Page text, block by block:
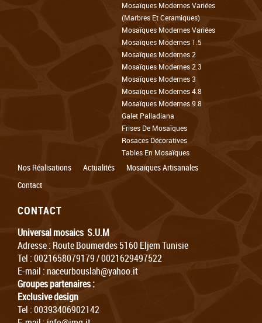
Mosaïques Modernes Variées
(marbres Et Ceramiques)
Mosaïques Modernes Variées
Mosaïques Modernes 1.5
Mosaïques Modernes 2
Mosaïques Modernes 2.3
Mosaïques Modernes 3
Mosaïques Modernes 4.8
Mosaïques Modernes 9.8
Galet Palladiana
Frises De Mosaïques
Rosaces Décoratives
Tables En Mosaïques
Nos Réalisations Actualités
Mosaïques Artisanales
Contact
CONTACT
Universal mosaics S.U.M
Adresse : Route Boumerdes 5160 Eljem Tunisie
Tel : 0021658079179 / 0021629497522
E-mail :naceurbouslah@yahoo.it
Groupes partenaires :
Exclusive design
Tel : 00393406902142